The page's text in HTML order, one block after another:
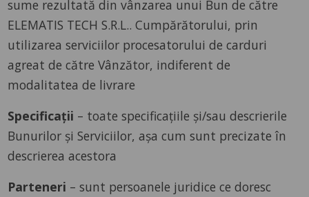
sume rezultată din vânzarea unui Bun de către
ELEMATIS TECH S.R.L.. Cumpărătorului, prin
utilizarea serviciilor procesatorului de carduri
agreat de către Vânzător, indiferent de
modalitatea de livrare
Specificații – toate specificațiile și/sau descrierile
Bunurilor și Serviciilor, așa cum sunt precizate în
descrierea acestora
Parteneri – sunt persoanele juridice ce doresc